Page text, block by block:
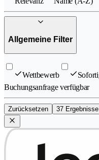
Allgemeine Filter
Wettbewerb
Buchungsanfrage verfügbar
Zurücksetzen 37